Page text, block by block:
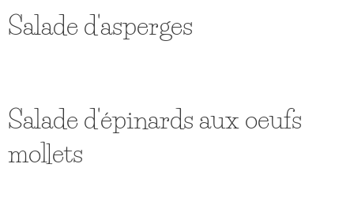
Salade d'asperges
Salade d'épinards aux oeufs
mollets